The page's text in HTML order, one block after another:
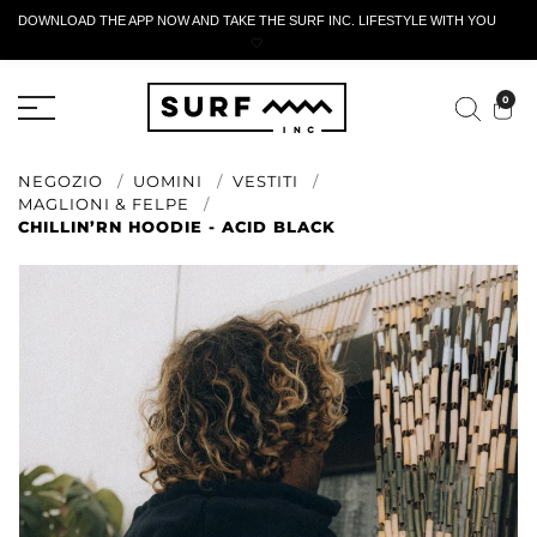
DOWNLOAD THE APP NOW AND TAKE THE SURF INC. LIFESTYLE WITH YOU
🤍
0
NEGOZIO UOMINI
VESTITI
MAGLIONI & FELPE
CHILLIN’RN HOODIE - ACID BLACK
MODULO DI RESTITUZIONE ATTIVO